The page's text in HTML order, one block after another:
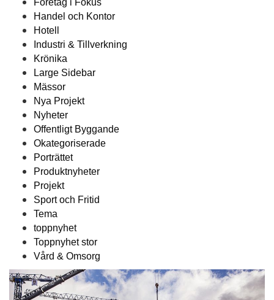
Företag i Fokus
Handel och Kontor
Hotell
Industri & Tillverkning
Krönika
Large Sidebar
Mässor
Nya Projekt
Nyheter
Offentligt Byggande
Okategoriserade
Porträttet
Produktnyheter
Projekt
Sport och Fritid
Tema
toppnyhet
Toppnyhet stor
Vård & Omsorg